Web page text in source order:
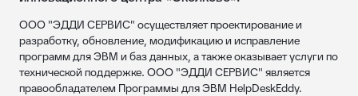
ООО "ЭДДИ СЕРВИС" осуществляет проектирование и
разработку, обновление, модификацию и исправление
программ для ЭВМ и баз данных, а также оказывает услуги по
технической поддержке. ООО "ЭДДИ СЕРВИС" является
правообладателем Программы для ЭВМ HelpDeskEddy.